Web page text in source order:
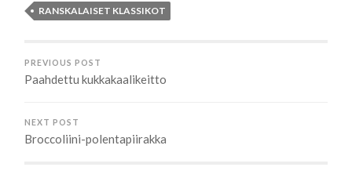
RANSKALAISET KLASSIKOT
PREVIOUS POST
Paahdettu kukkakaalikeitto
NEXT POST
Broccoliini-polentapiirakka